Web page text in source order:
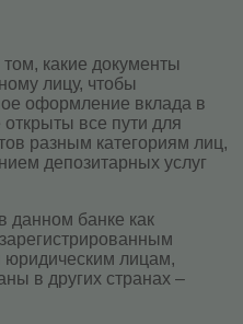
какие документы
лицу, чтобы
оформление вклада в
все пути для
разным категориям лиц,
депозитарных услуг
данном банке как
юридическим лицам,
в других странах –